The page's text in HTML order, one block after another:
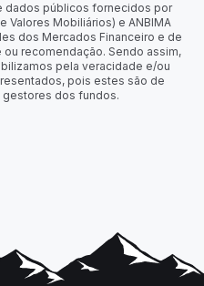
dados públicos fornecidos por
Valores Mobiliários) e ANBIMA
dos Mercados Financeiro e de
recomendação. Sendo assim,
pela veracidade e/ou
pois estes são de
dos fundos.